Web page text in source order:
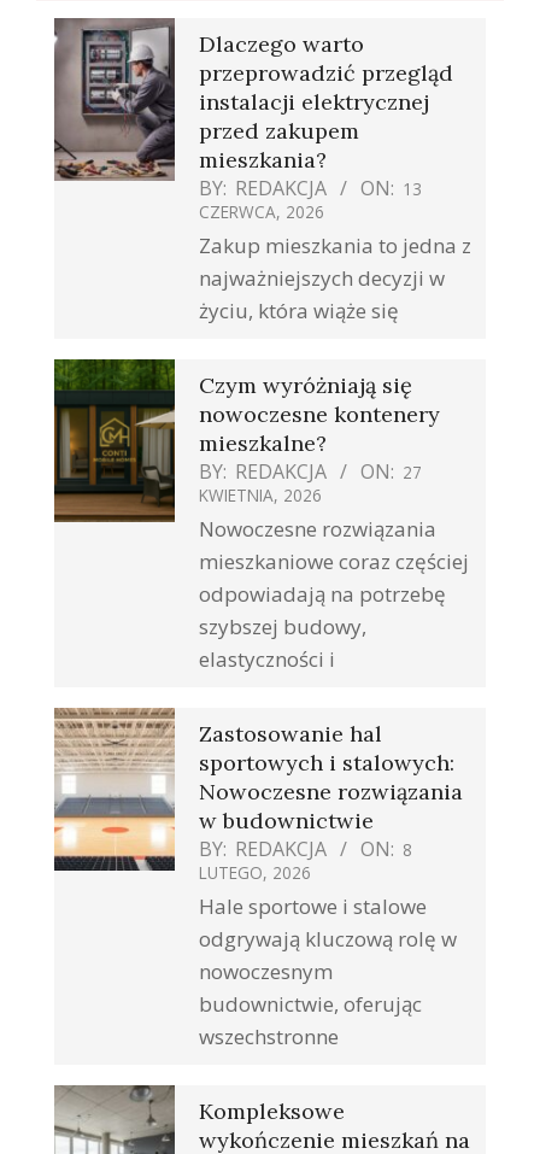
Dlaczego warto
przeprowadzić przegląd
instalacji elektrycznej
przed zakupem
mieszkania?
BY: REDAKCJA ON: 13
CZERWCA, 2026
Zakup mieszkania to jedna z
najważniejszych decyzji w
życiu, która wiąże się
Czym wyróżniają się
nowoczesne kontenery
mieszkalne?
BY: REDAKCJA ON: 27
KWIETNIA, 2026
Nowoczesne rozwiązania
mieszkaniowe coraz częściej
odpowiadają na potrzebę
szybszej budowy,
elastyczności i
Zastosowanie hal
sportowych i stalowych:
Nowoczesne rozwiązania
w budownictwie
BY: REDAKCJA ON: 8
LUTEGO, 2026
Hale sportowe i stalowe
odgrywają kluczową rolę w
nowoczesnym
budownictwie, oferując
wszechstronne
Kompleksowe
wykończenie mieszkań na